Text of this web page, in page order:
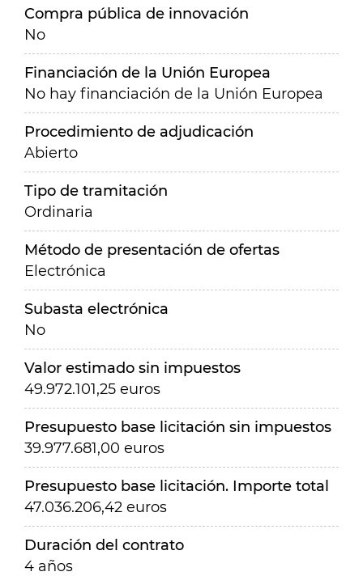
Compra pública de innovación
No
Financiación de la Unión Europea
No hay financiación de la Unión Europea
Procedimiento de adjudicación
Abierto
Tipo de tramitación
Ordinaria
Método de presentación de ofertas
Electrónica
Subasta electrónica
No
Valor estimado sin impuestos
49.972.101,25 euros
Presupuesto base licitación sin impuestos
39.977.681,00 euros
Presupuesto base licitación. Importe total
47.036.206,42 euros
Duración del contrato
4 años